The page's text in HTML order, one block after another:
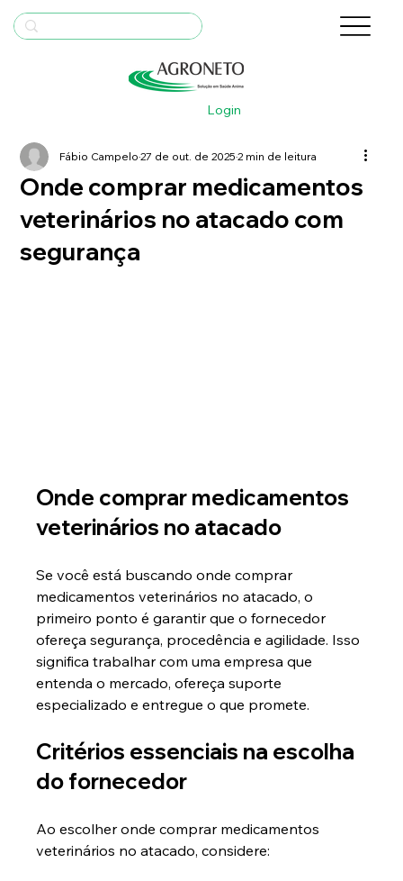
Login
Onde comprar medicamentos
veterinários no atacado com
segurança
Fábio Campelo27 de out. de 20252 min de leitura
Onde comprar medicamentos
veterinários no atacado
Se você está buscando onde comprar
medicamentos veterinários no atacado, o
primeiro ponto é garantir que o fornecedor
ofereça segurança, procedência e agilidade. Isso
significa trabalhar com uma empresa que
entenda o mercado, ofereça suporte
especializado e entregue o que promete.
Critérios essenciais na escolha
do fornecedor
Ao escolher onde comprar medicamentos
veterinários no atacado, considere: